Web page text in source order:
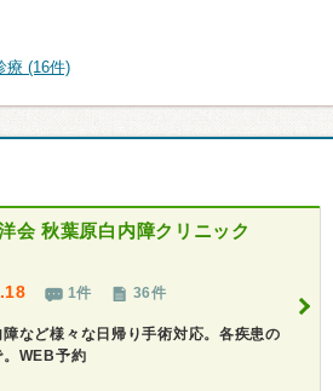
療 (16件)
会 秋葉原白内障クリニック
1件 36件
など様々な日帰り手術対応。各疾患の
WEB予約